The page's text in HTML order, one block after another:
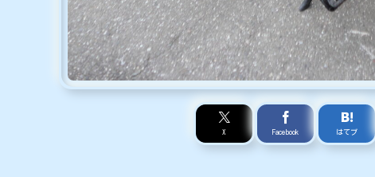
X Facebook はてブ